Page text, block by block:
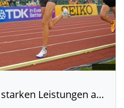
Eugene Tag 1: Mit starken Leistungen auf der WM-Bühne